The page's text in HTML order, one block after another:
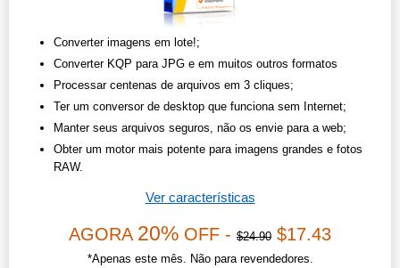
Converter imagens em lote!;
Converter KQP para JPG e em muitos outros formatos
Processar centenas de arquivos em 3 cliques;
Ter um conversor de desktop que funciona sem Internet;
Manter seus arquivos seguros, não os envie para a web;
Obter um motor mais potente para imagens grandes e fotos
RAW.
Ver características
AGORA 20% OFF - $24.90 $17.43
*Apenas este mês. Não para revendedores.